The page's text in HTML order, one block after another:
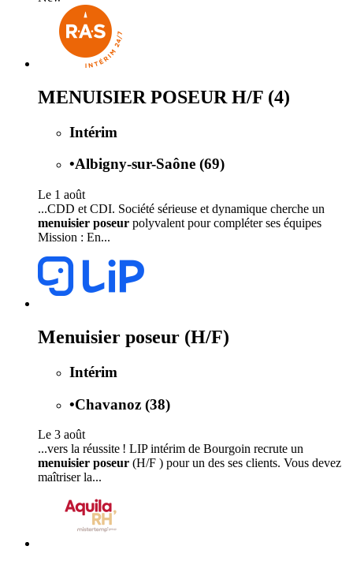
MENUISIER POSEUR H/F (4)
Intérim
•Albigny-sur-Saône (69)
Le 1 août
...CDD et CDI. Société sérieuse et dynamique cherche un
menuisier poseur polyvalent pour compléter ses équipes
Mission : En...
Menuisier poseur (H/F)
Intérim
•Chavanoz (38)
Le 3 août
...vers la réussite ! LIP intérim de Bourgoin recrute un
menuisier poseur (H/F ) pour un des ses clients. Vous devez
maîtriser la...